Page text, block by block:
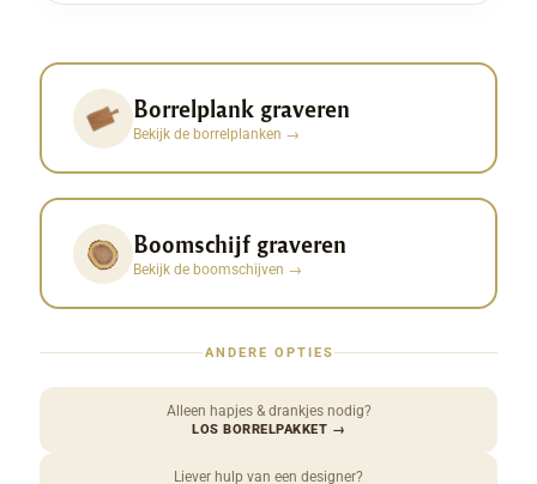
Borrelplank graveren
Bekijk de borrelplanken →
Boomschijf graveren
Bekijk de boomschijven →
ANDERE OPTIES
Alleen hapjes & drankjes nodig?
LOS BORRELPAKKET →
Liever hulp van een designer?